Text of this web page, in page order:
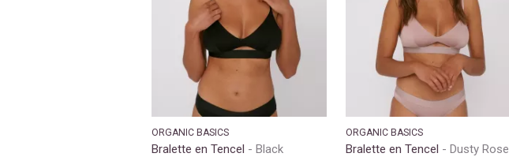
ORGANIC BASICS
Bralette en Tencel Black
ORGANIC BASICS
Bralette en Tencel Dusty Rose